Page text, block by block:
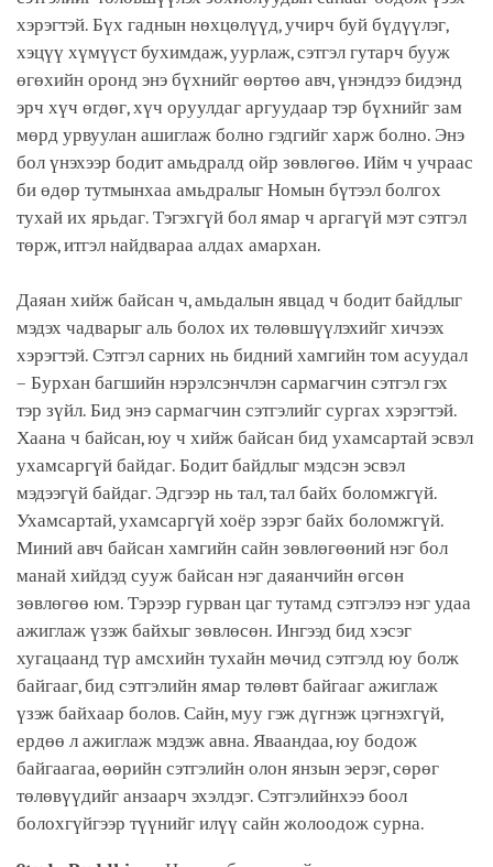
хэрэгтэй. Бүх гаднын нөхцөлүүд, учирч буй бүдүүлэг,
хэцүү хүмүүст бухимдаж, уурлаж, сэтгэл гутарч бууж
өгөхийн оронд энэ бүхнийг өөртөө авч, үнэндээ бидэнд
эрч хүч өгдөг, хүч оруулдаг аргуудаар тэр бүхнийг зам
мөрд урвуулан ашиглаж болно гэдгийг харж болно. Энэ
бол үнэхээр бодит амьдралд ойр зөвлөгөө. Ийм ч учраас
би өдөр тутмынхаа амьдралыг Номын бүтээл болгох
тухай их ярьдаг. Тэгэхгүй бол ямар ч аргагүй мэт сэтгэл
төрж, итгэл найдвараа алдах амархан.
Даяан хийж байсан ч, амьдалын явцад ч бодит байдлыг
мэдэх чадварыг аль болох их төлөвшүүлэхийг хичээх
хэрэгтэй. Сэтгэл сарних нь бидний хамгийн том асуудал
– Бурхан багшийн нэрэлсэнчлэн сармагчин сэтгэл гэх
тэр зүйл. Бид энэ сармагчин сэтгэлийг сургах хэрэгтэй.
Хаана ч байсан, юу ч хийж байсан бид ухамсартай эсвэл
ухамсаргүй байдаг. Бодит байдлыг мэдсэн эсвэл
мэдээгүй байдаг. Эдгээр нь тал, тал байх боломжгүй.
Ухамсартай, ухамсаргүй хоёр зэрэг байх боломжгүй.
Миний авч байсан хамгийн сайн зөвлөгөөний нэг бол
манай хийдэд сууж байсан нэг даяанчийн өгсөн
зөвлөгөө юм. Тэрээр гурван цаг тутамд сэтгэлээ нэг удаа
ажиглаж үзэж байхыг зөвлөсөн. Ингээд бид хэсэг
хугацаанд түр амсхийн тухайн мөчид сэтгэлд юу болж
байгааг, бид сэтгэлийн ямар төлөвт байгааг ажиглаж
үзэж байхаар болов. Сайн, муу гэж дүгнэж цэгнэхгүй,
ердөө л ажиглаж мэдэж авна. Яваандаа, юу бодож
байгаагаа, өөрийн сэтгэлийн олон янзын эерэг, сөрөг
төлөвүүдийг анзаарч эхэлдэг. Сэтгэлийнхээ боол
болохгүйгээр түүнийг илүү сайн жолоодож сурна.